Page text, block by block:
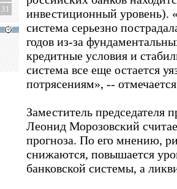
31
инвестиционный уровень).
система серьезно
годов из-за
кредитные условия и
система все еще остается
потрясениям», --
Заместитель председателя
Леонид Морозовский
прогноза. По его мнению,
снижаются, повышается
банковской системы, а